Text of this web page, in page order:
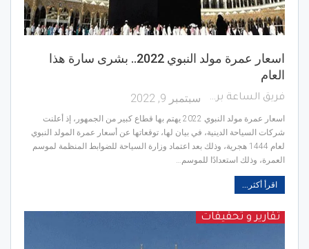
اسعار عمرة مولد النبوي 2022.. بشرى سارة هذا
العام
فريق الساعة برس سبتمبر 9, 2022
اسعار عمرة مولد النبوي 2022 يهتم بها قطاع كبير من الجمهور، إذ أعلنت
شركات السياحة الدينية، في بيان لها، توقعاتها عن أسعار عمرة المولد النبوي
لعام 1444 هجرية، وذلك بعد اعتماد وزارة السياحة للضوابط المنظمة لموسم
العمرة، وذلك استعدادًا للموسم…
اقرأ أكثر...
تقارير و تحقيقات